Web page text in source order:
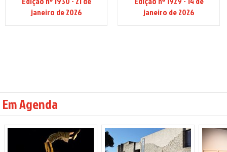
janeiro de 2026
janeiro de 2026
Em Agenda